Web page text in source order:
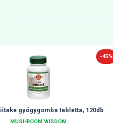
-45%
gyógygomba tabletta, 120db
MUSHROOM WISDOM